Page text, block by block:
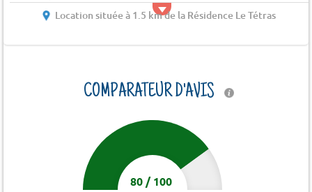
Location située à 1.5 km de la Résidence Le Tétras
COMPARATEUR D'AVIS
80/100